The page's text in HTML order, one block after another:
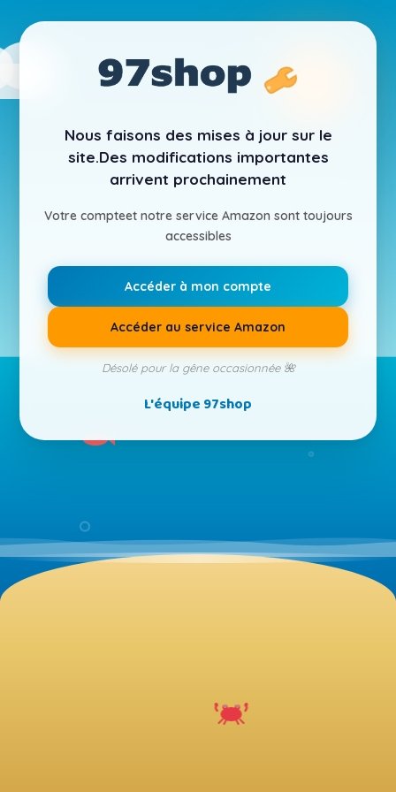
Nous faisons des mises à jour sur le
site.Des modifications importantes
arrivent prochainement
Votre compteet notre service Amazon sont toujours
accessibles
Accéder à mon compte
Accéder au service Amazon
Désolé pour la gêne occasionnée 🌺
L'équipe 97shop